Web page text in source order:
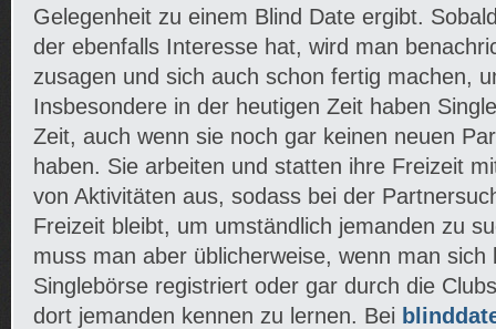
Gelegenheit zu einem Blind Date ergibt.
der ebenfalls Interesse hat, wird man
zusagen und sich auch schon fertig machen,
Insbesondere in der heutigen Zeit haben
Zeit, auch wenn sie noch gar keinen neuen
haben. Sie arbeiten und statten ihre Freizeit
von Aktivitäten aus, sodass bei der
Freizeit bleibt, um umständlich jemanden zu
muss man aber üblicherweise, wenn man sich
Singlebörse registriert oder gar durch die
dort jemanden kennen zu lernen. Bei